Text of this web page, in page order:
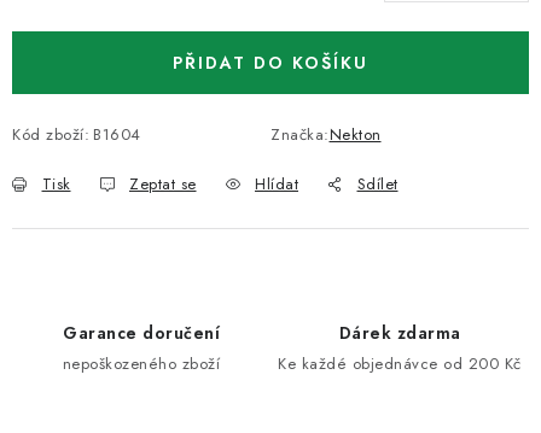
PŘIDAT DO KOŠÍKU
Kód zboží: B1604 Značka:Nekton
Tisk Zeptat se Hlídat Sdílet
Garance doručení
nepoškozeného zboží
Dárek zdarma
Ke každé objednávce od 200 Kč